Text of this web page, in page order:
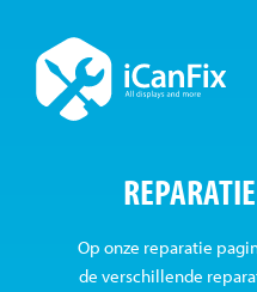
content
Op onze reparatie
de verschillende